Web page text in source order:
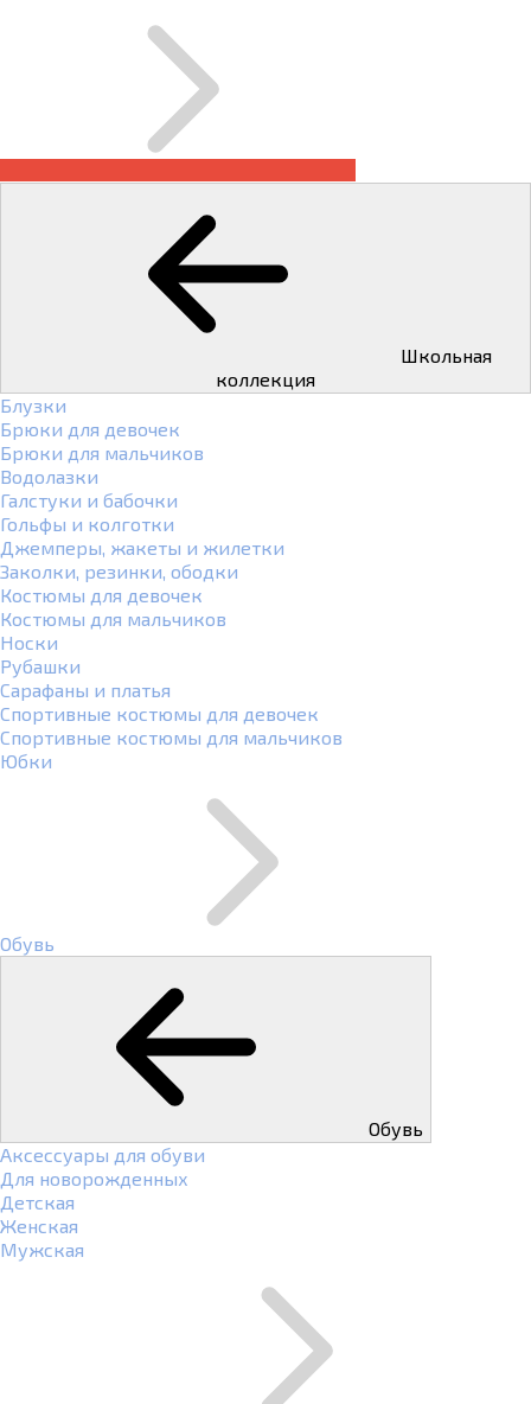
коллекция
Блузки
Брюки для девочек
Брюки для мальчиков
Водолазки
Галстуки и бабочки
Гольфы и колготки
Джемперы, жакеты и жилетки
Заколки, резинки, ободки
Костюмы для девочек
Костюмы для мальчиков
Носки
Рубашки
Сарафаны и платья
Спортивные костюмы для девочек
Спортивные костюмы для мальчиков
Юбки
Обувь
Обувь
Аксессуары для обуви
Для новорожденных
Детская
Женская
Мужская